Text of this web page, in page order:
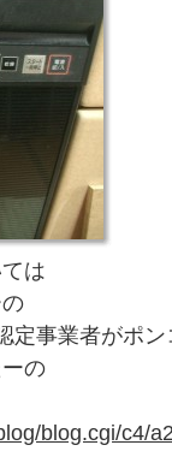
は
事業者がポン
の
blog.cgi/c4/